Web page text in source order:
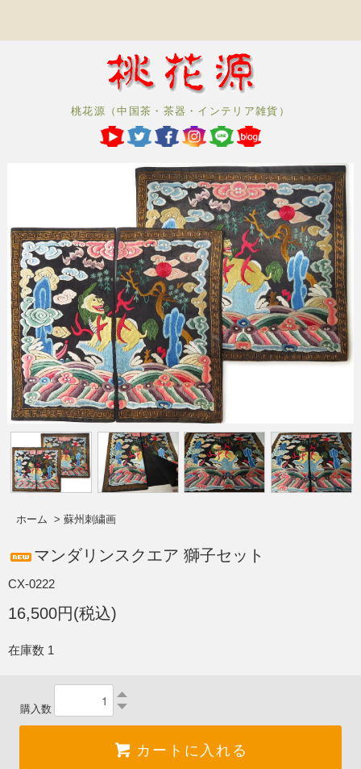
桃花源（中国茶・茶器・インテリア雑貨）
ホーム > 蘇州刺繍画
マンダリンスクエア 獅子セット
CX-0222
16,500円(税込)
在庫数 1
購入数
カートに入れる